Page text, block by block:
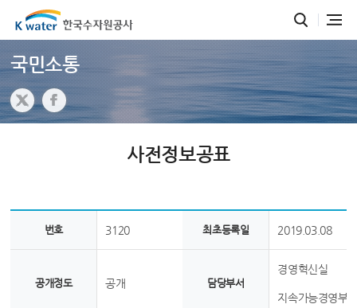
국민소통
사전정보공표
번호 3120 최초등록일 2019.03.08
공개정도 공개 담당부서
경영혁신실
지속가능경영부